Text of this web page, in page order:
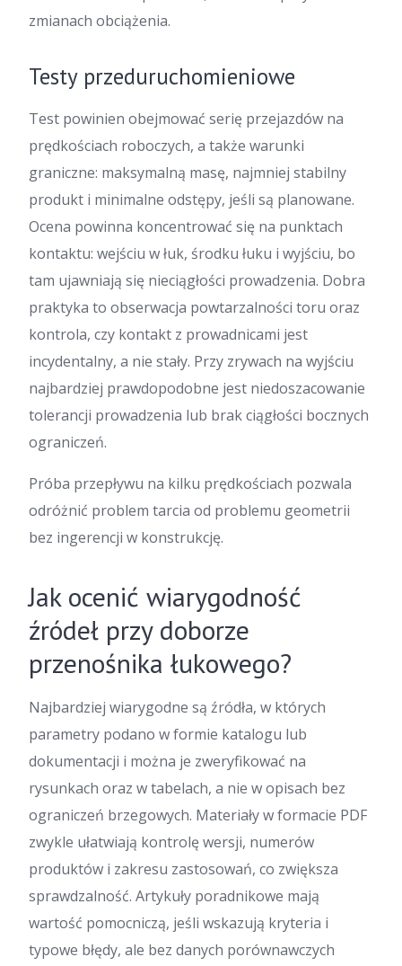
zmianach obciążenia.
Testy przeduruchomieniowe
Test powinien obejmować serię przejazdów na
prędkościach roboczych, a także warunki
graniczne: maksymalną masę, najmniej stabilny
produkt i minimalne odstępy, jeśli są planowane.
Ocena powinna koncentrować się na punktach
kontaktu: wejściu w łuk, środku łuku i wyjściu, bo
tam ujawniają się nieciągłości prowadzenia. Dobra
praktyka to obserwacja powtarzalności toru oraz
kontrola, czy kontakt z prowadnicami jest
incydentalny, a nie stały. Przy zrywach na wyjściu
najbardziej prawdopodobne jest niedoszacowanie
tolerancji prowadzenia lub brak ciągłości bocznych
ograniczeń.
Próba przepływu na kilku prędkościach pozwala
odróżnić problem tarcia od problemu geometrii
bez ingerencji w konstrukcję.
Jak ocenić wiarygodność
źródeł przy doborze
przenośnika łukowego?
Najbardziej wiarygodne są źródła, w których
parametry podano w formie katalogu lub
dokumentacji i można je zweryfikować na
rysunkach oraz w tabelach, a nie w opisach bez
ograniczeń brzegowych. Materiały w formacie PDF
zwykle ułatwiają kontrolę wersji, numerów
produktów i zakresu zastosowań, co zwiększa
sprawdzalność. Artykuły poradnikowe mają
wartość pomocniczą, jeśli wskazują kryteria i
typowe błędy, ale bez danych porównawczych